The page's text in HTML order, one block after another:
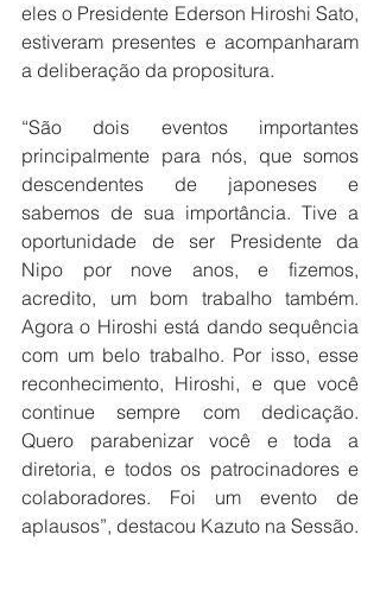
eles o Presidente Ederson Hiroshi Sato,
estiveram presentes e acompanharam
a deliberação da propositura.
“São dois eventos importantes
principalmente para nós, que somos
descendentes de japoneses e
sabemos de sua importância. Tive a
oportunidade de ser Presidente da
Nipo por nove anos, e fizemos,
acredito, um bom trabalho também.
Agora o Hiroshi está dando sequência
com um belo trabalho. Por isso, esse
reconhecimento, Hiroshi, e que você
continue sempre com dedicação.
Quero parabenizar você e toda a
diretoria, e todos os patrocinadores e
colaboradores. Foi um evento de
aplausos”, destacou Kazuto na Sessão.